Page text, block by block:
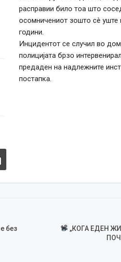
расправии било тоа што
осомничениот зошто сè
години.
Инцидентот се случил во
полицијата брзо
предаден на надлежните
постапка.
без
„КОГА ЕДЕН